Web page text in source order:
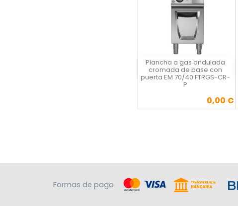
Plancha a gas ondulada
cromada de base con
puerta EM 70/40 FTRGS-CR-
P
Precio0,00 €

Vista rápida
Formas de pago